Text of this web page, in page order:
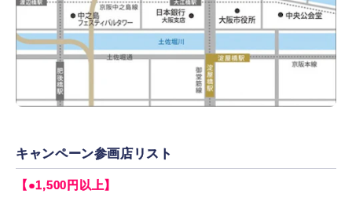
キャンペーン参画店リスト
【●1,500円以上】